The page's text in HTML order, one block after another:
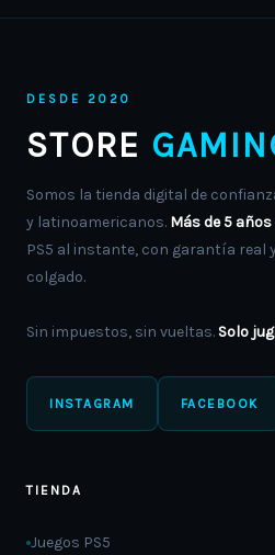
DESDE 2020
STORE
Somos la tienda digital de
y latinoamericanos. Más de 5 años
PS5 al instante, con garantía real
colgado.
Sin impuestos, sin vueltas. Solo
INSTAGRAM FACEBOOK
TIENDA
Juegos PS5